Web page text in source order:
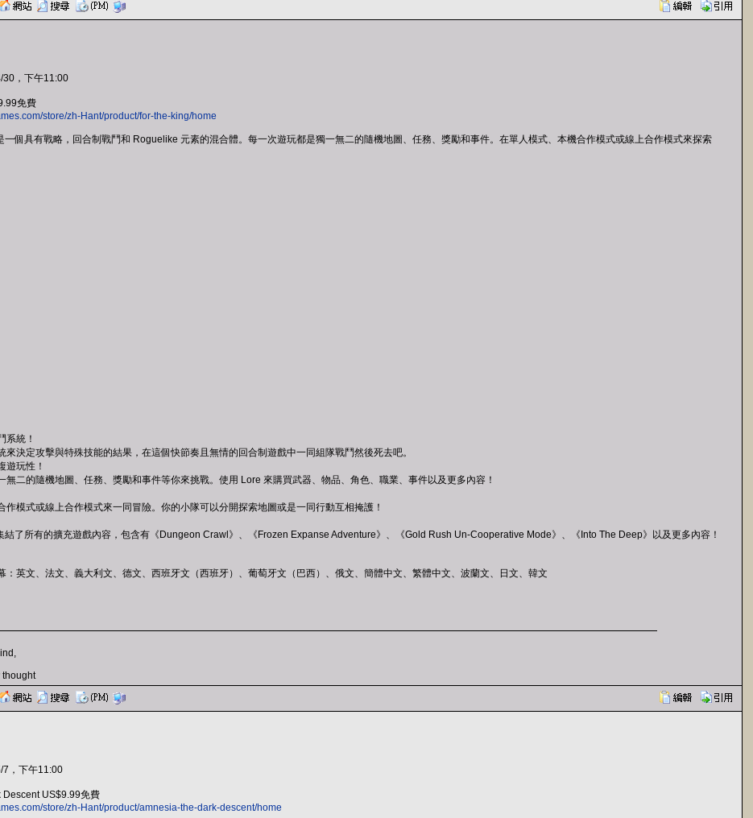
30，下午11:00
免費
store/zh-Hant/product/for-the-king/home
一個具有戰略，回合制戰鬥和 Roguelike 元素的混合體。每一次遊玩都是獨一無二的隨機地圖、任務、獎勵和事件。在單人模式、本機合作模式或線上合作模式來探索
系統！
來決定攻擊與特殊技能的結果，在這個快節奏且無情的回合制遊戲中一同組隊戰鬥然後死去吧。
遊玩性！
無二的隨機地圖、任務、獎勵和事件等你來挑戰。使用 Lore 來購買武器、物品、角色、職業、事件以及更多內容！
作模式或線上合作模式來一同冒險。你的小隊可以分開探索地圖或是一同行動互相掩護！
結了所有的擴充遊戲內容，包含有《Dungeon Crawl》、《Frozen Expanse Adventure》、《Gold Rush Un-Cooperative Mode》、《Into The Deep》以及更多內容！
：英文、法文、義大利文、德文、西班牙文（西班牙）、葡萄牙文（巴西）、俄文、簡體中文、繁體中文、波蘭文、日文、韓文
thought
7，下午11:00
US$9.99免費
store/zh-Hant/product/amnesia-the-dark-descent/home